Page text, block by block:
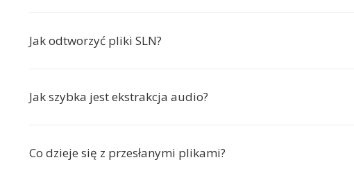
Jak odtworzyć pliki SLN?
Jak szybka jest ekstrakcja audio?
Co dzieje się z przesłanymi plikami?